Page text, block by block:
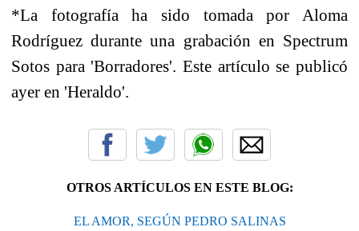
*La fotografía ha sido tomada por Aloma
Rodríguez durante una grabación en Spectrum
Sotos para 'Borradores'. Este artículo se publicó
ayer en 'Heraldo'.
OTROS ARTÍCULOS EN ESTE BLOG:
EL AMOR, SEGÚN PEDRO SALINAS